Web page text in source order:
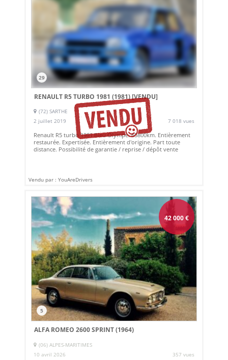
29
RENAULT R5 TURBO 1981 (1981)[VENDU]
(72) SARTHE
2 juillet 2019
7 018 vues
Renault R5 turbo 1981 Bleu Olympe. 65800km. Entièrement
restaurée. Expertisée. Entièrement d'origine. Part toute
distance. Possibilité de garantie / reprise / dépôt vente
Vendu par : YouAreDrivers
42 000€
5
ALFA ROMEO 2600 SPRINT (1964)
(06) ALPES-MARITIMES
10 avril 2026
357 vues